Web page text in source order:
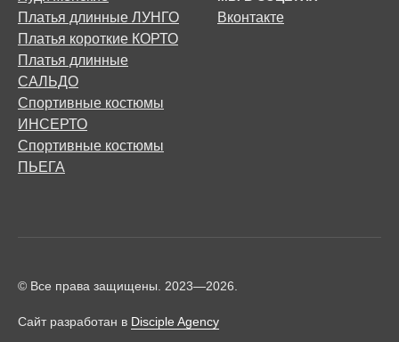
Платья длинные ЛУНГО
Платья короткие КОРТО
Платья длинные
САЛЬДО
Спортивные костюмы
ИНСЕРТО
Спортивные костюмы
ПЬЕГА
Вконтакте
© Все права защищены. 2023—2026.
Сайт разработан в Disciple Agency